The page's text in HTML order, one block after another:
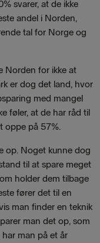
svarer, at de ikke
andel i Norden,
tal for Norge og
Norden for ikke at
er dog det land, hvor
med mangel
føler, at de har råd til
oppe på 57%.
op. Noget kunne dog
til at spare meget
holder dem tilbage
fører det til en
man finder en teknik
man det op, som
man på et år